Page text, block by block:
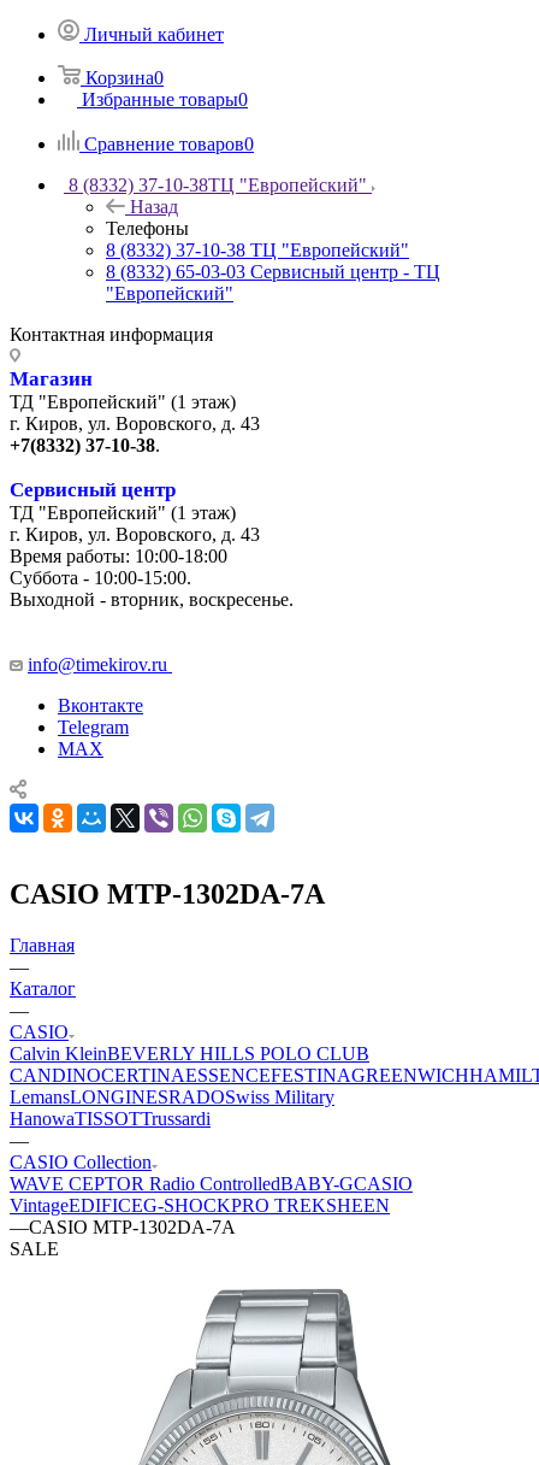
Личный кабинет
Корзина0
Избранные товары0
Сравнение товаров0
8 (8332) 37-10-38ТЦ "Европейский"
Назад
Телефоны
8 (8332) 37-10-38 ТЦ "Европейский"
8 (8332) 65-03-03 Сервисный центр - ТЦ
"Европейский"
Контактная информация
Магазин
ТД "Европейский" (1 этаж)
г. Киров, ул. Воровского, д. 43
+7(8332) 37-10-38.
Сервисный центр
ТД "Европейский" (1 этаж)
г. Киров, ул. Воровского, д. 43
Время работы: 10:00-18:00
Суббота - 10:00-15:00.
Выходной - вторник, воскресенье.
info@timekirov.ru
Вконтакте
Telegram
MAX
CASIO MTP-1302DA-7A
Главная
—
Каталог
—
CASIO
Calvin KleinBEVERLY HILLS POLO CLUB
CANDINOCERTINAESSENCEFESTINAGREENWICH
LemansLONGINESRADOSwiss Military
HanowaTISSOTTrussardi
—
CASIO Collection
WAVE CEPTOR Radio ControlledBABY-GCASIO
VintageEDIFICEG-SHOCKPRO TREKSHEEN
—CASIO MTP-1302DA-7A
SALE